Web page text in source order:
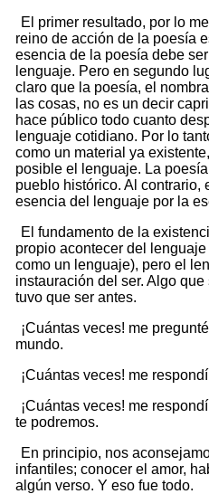
El primer resultado, por lo
reino de acción de la poesía
esencia de la poesía debe
lenguaje. Pero en segundo
claro que la poesía, el
las cosas, no es un decir
hace público todo cuanto
lenguaje cotidiano. Por lo
como un material ya
posible el lenguaje. La
pueblo histórico. Al contrario,
esencia del lenguaje por la
El fundamento de la
propio acontecer del
como un lenguaje), pero el
instauración del ser. Algo
tuvo que ser antes.
¡Cuántas veces! me
mundo.
¡Cuántas veces! me
¡Cuántas veces! me
te podremos.
En principio, nos
infantiles; conocer el amor,
algún verso. Y eso fue todo.